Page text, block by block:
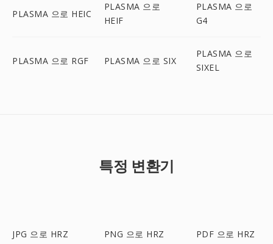
PLASMA 으로 HEIC
PLASMA 으로
HEIF
PLASMA 으로
G4
PLASMA 으로 RGF PLASMA 으로 SIX
PLASMA 으로
SIXEL
특정 변환기
JPG 으로 HRZ PNG 으로 HRZ PDF 으로 HRZ